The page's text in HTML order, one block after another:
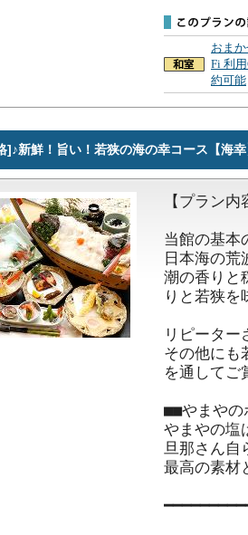
おま
Fi 利
約可能
]♪新鮮！旨い！若狭の海の幸コース【海
【プラン内
当館の基本
日本海の
潮の香りと
りと若狭を
リピータ
その他にも
を通してご
■■やまや
やまやの塩
旦那さん自
最高の素材